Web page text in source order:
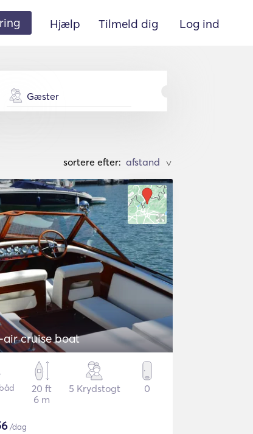
Hjælp Tilmeld dig Log ind
Gæster
sortere efter: >
air cruise boat
20 ft
6 m
5 Krydstogt 0
/dag